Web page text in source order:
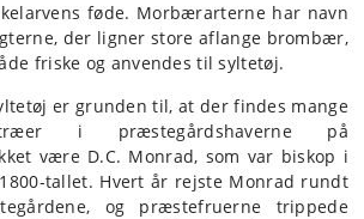
føde. Morbærarterne har navn
der ligner store aflange brombær,
friske og anvendes til syltetøj.
er grunden til, at der findes mange
i præstegårdshaverne på
være D.C. Monrad, som var biskop i
tallet. Hvert år rejste Monrad rundt
og præstefruerne trippede